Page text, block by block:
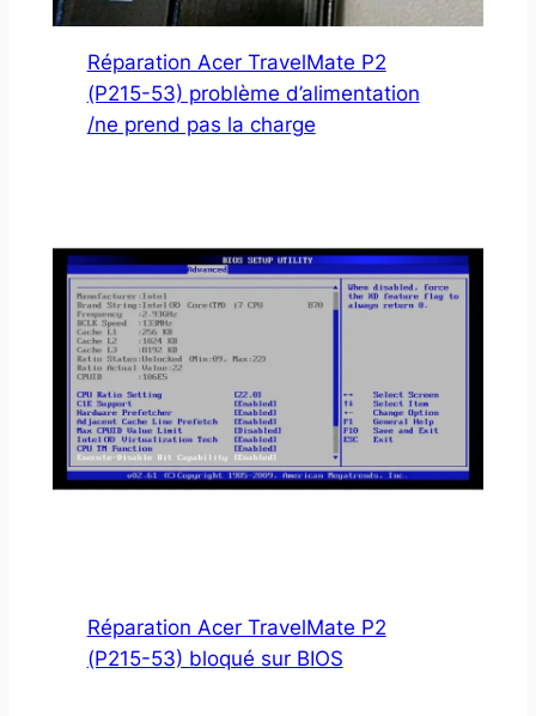
Réparation Acer TravelMate P2
(P215-53) problème d’alimentation
/ne prend pas la charge
Réparation Acer TravelMate P2
(P215-53) bloqué sur BIOS